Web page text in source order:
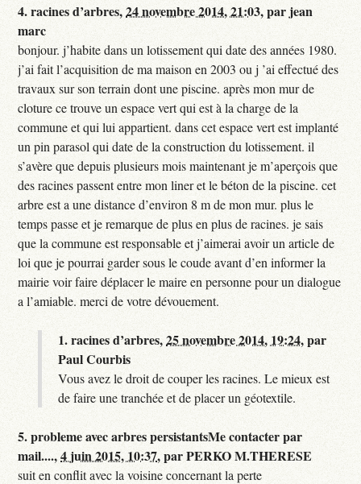
4.racines d’arbres,24 novembre 2014, 21:03,par jean
marc
bonjour. j’habite dans un lotissement qui date des années 1980.
j’ai fait l’acquisition de ma maison en 2003 ou j ’ai effectué des
travaux sur son terrain dont une piscine. après mon mur de
cloture ce trouve un espace vert qui est à la charge de la
commune et qui lui appartient. dans cet espace vert est implanté
un pin parasol qui date de la construction du lotissement. il
s’avère que depuis plusieurs mois maintenant je m’aperçois que
des racines passent entre mon liner et le béton de la piscine. cet
arbre est a une distance d’environ 8 m de mon mur. plus le
temps passe et je remarque de plus en plus de racines. je sais
que la commune est responsable et j’aimerai avoir un article de
loi que je pourrai garder sous le coude avant d’en informer la
mairie voir faire déplacer le maire en personne pour un dialogue
a l’amiable. merci de votre dévouement.
1.racines d’arbres,25 novembre 2014, 19:24,par
Paul Courbis
Vous avez le droit de couper les racines. Le mieux est
de faire une tranchée et de placer un géotextile.
5.probleme avec arbres persistantsMe contacter par
mail....,4 juin 2015, 10:37,parPERKO M.THERESE
suit en conflit avec la voisine concernant la perte